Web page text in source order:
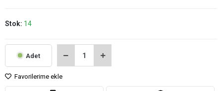
Stok: 14
Adet
Favorilerime ekle